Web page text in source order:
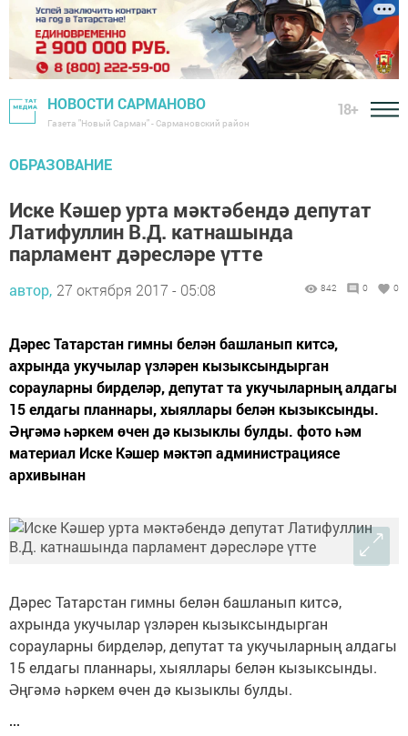
НОВОСТИ САРМАНОВО
Газета "Новый Сарман" - Сармановский район
18+
ОБРАЗОВАНИЕ
Иске Кәшер урта мәктәбендә депутат
Латифуллин В.Д. катнашында
парламент дәресләре үтте
автор, 27 октября 2017 - 05:08 842 0 0
Дәрес Татарстан гимны белән башланып китсә,
ахрында укучылар үзләрен кызыксындырган
сорауларны бирделәр, депутат та укучыларның алдагы
15 елдагы планнары, хыяллары белән кызыксынды.
Әңгәмә һәркем өчен дә кызыклы булды. фото һәм
материал Иске Кәшер мәктәп администрациясе
архивынан
Дәрес Татарстан гимны белән башланып китсә,
ахрында укучылар үзләрен кызыксындырган
сорауларны бирделәр, депутат та укучыларның алдагы
15 елдагы планнары, хыяллары белән кызыксынды.
Әңгәмә һәркем өчен дә кызыклы булды.